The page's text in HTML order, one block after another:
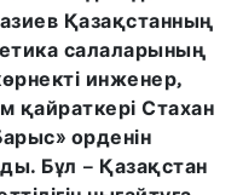
Қазақстанның
салаларының
инженер,
қайраткері Стахан
орденін
Бұл – Қазақстан